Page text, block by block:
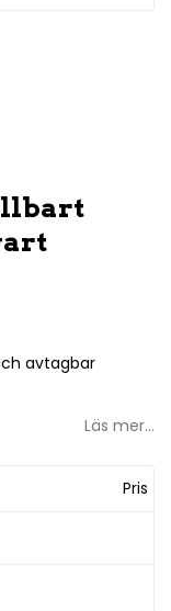
avtagbar
Läs mer...
Pris